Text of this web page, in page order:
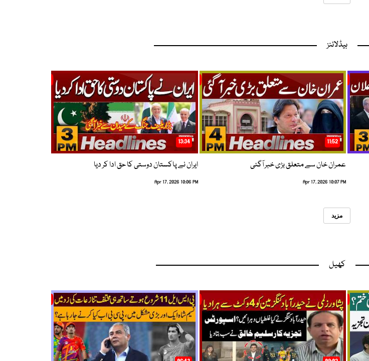
ہیڈلائنز
11:52
عمران خان سے متعلق بڑی خبر آگئی
Apr 17, 2026 10:07 PM
13:34
ایران نے پاکستان دوستی کا حق ادا کر دیا
Apr 17, 2026 10:06 PM
مزید
کھیل